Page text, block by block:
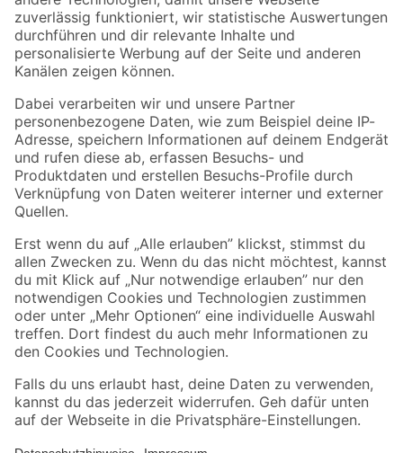
Zur Newsletter Anmeldung
Folge uns
Zahlungsarten Versandarten
Sicher einkaufen
Jetzt die toom-App herunterladen
Alle Preisangaben in EUR inkl. gesetzl. MwSt.. Die dargestellten Angebote sind unter
Umständen nicht in allen Märkten verfügbar. Die angegebenen Verfügbarkeiten beziehen
Produkte nur solange der Vorrat reicht.